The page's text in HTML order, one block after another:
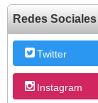
Redes Sociales
Twitter
Instagram